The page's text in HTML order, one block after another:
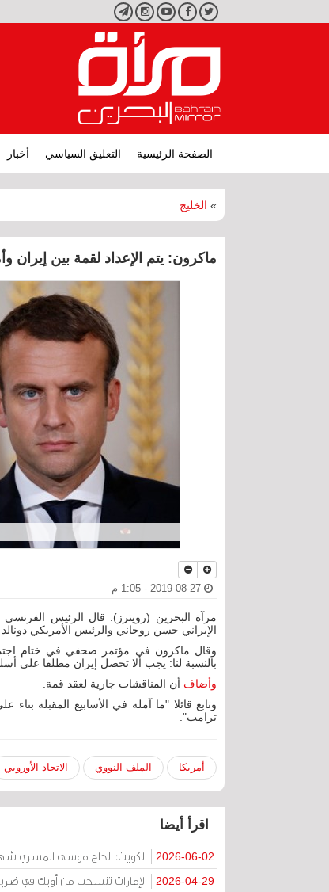
تويتر فيسبوكيوتيوبانستجرامتليجرام
الصفحة الرئيسية التعليق السياسي أخبار
» الخليج
ماكرون: يتم الإعداد لقمة بين إيران
مرآة البحرين (رويترز): قال الرئيس الفرنسي
الإيراني حسن روحاني والرئيس الأمريكي دونالد
وقال ماكرون في مؤتمر صحفي في ختام
بالنسبة لنا: يجب ألا تحصل إيران مطلقا على
وأضاف أن المناقشات جارية لعقد قمة.
وتابع قائلا "ما آمله في الأسابيع المقبلة
ترامب".
أمريكا الملف النووي الاتحاد الأوروبي
اقرأ أيضا
2026-06-02 الكويت: الحاج موسى المسري
2026-04-29 الإمارات تنسحب من أوبك في